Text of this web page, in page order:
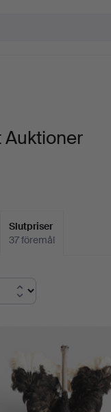
Auktioner
Slutpriser
37 föremål